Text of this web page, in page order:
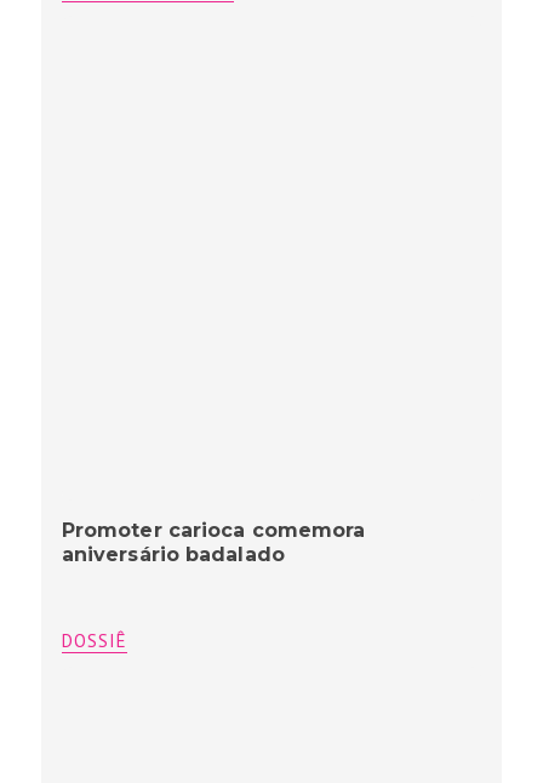
Promoter carioca comemora
aniversário badalado
DOSSIÊ